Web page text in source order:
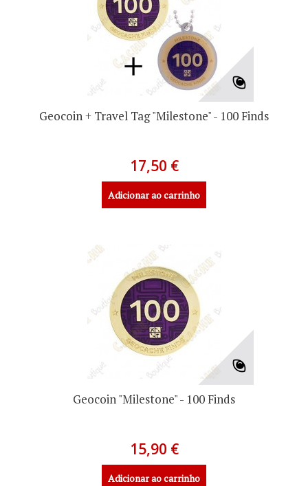
Geocoin + Travel Tag "Milestone" - 100 Finds
17,50 €
Adicionar ao carrinho
Geocoin "Milestone" - 100 Finds
15,90 €
Adicionar ao carrinho